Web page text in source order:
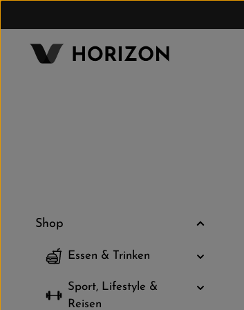
Shop
Essen & Trinken
Sport, Lifestyle &
Reisen